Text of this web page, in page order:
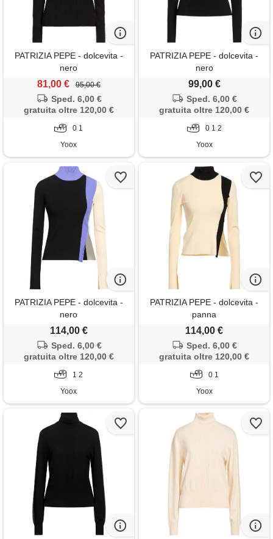
PATRIZIA PEPE - dolcevita -
nero
81,00 € 95,00 €
Sped. 6,00 €
gratuita oltre 120,00 €
0 1
Yoox
PATRIZIA PEPE - dolcevita -
nero
99,00 €
Sped. 6,00 €
gratuita oltre 120,00 €
0 1 2
Yoox
PATRIZIA PEPE - dolcevita -
nero
114,00 €
Sped. 6,00 €
gratuita oltre 120,00 €
1 2
Yoox
PATRIZIA PEPE - dolcevita -
panna
114,00 €
Sped. 6,00 €
gratuita oltre 120,00 €
0 1
Yoox